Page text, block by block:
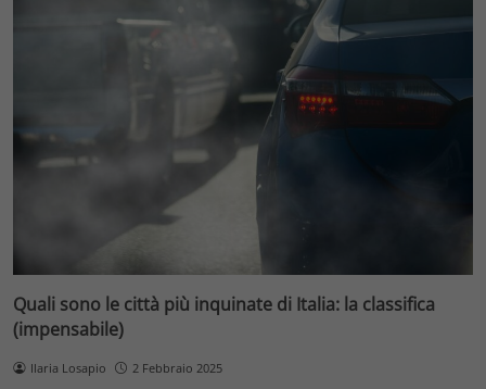
Quali sono le città più inquinate di Italia: la classifica
(impensabile)
Ilaria Losapio 2 Febbraio 2025